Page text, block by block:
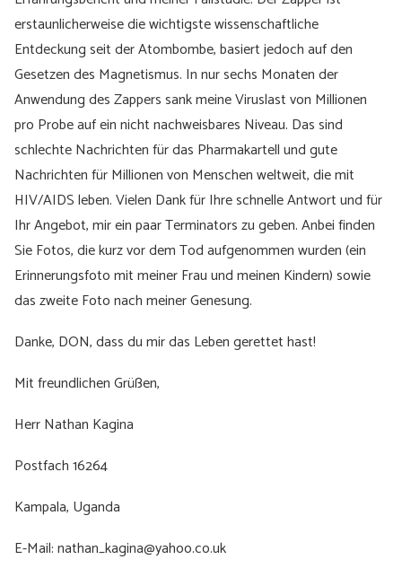
erstaunlicherweise die wichtigste wissenschaftliche
Entdeckung seit der Atombombe, basiert jedoch auf den
Gesetzen des Magnetismus. In nur sechs Monaten der
Anwendung des Zappers sank meine Viruslast von Millionen
pro Probe auf ein nicht nachweisbares Niveau. Das sind
schlechte Nachrichten für das Pharmakartell und gute
Nachrichten für Millionen von Menschen weltweit, die mit
HIV/AIDS leben. Vielen Dank für Ihre schnelle Antwort und für
Ihr Angebot, mir ein paar Terminators zu geben. Anbei finden
Sie Fotos, die kurz vor dem Tod aufgenommen wurden (ein
Erinnerungsfoto mit meiner Frau und meinen Kindern) sowie
das zweite Foto nach meiner Genesung.
Danke, DON, dass du mir das Leben gerettet hast!
Mit freundlichen Grüßen,
Herr Nathan Kagina
Postfach 16264
Kampala, Uganda
E-Mail: nathan_kagina@yahoo.co.uk